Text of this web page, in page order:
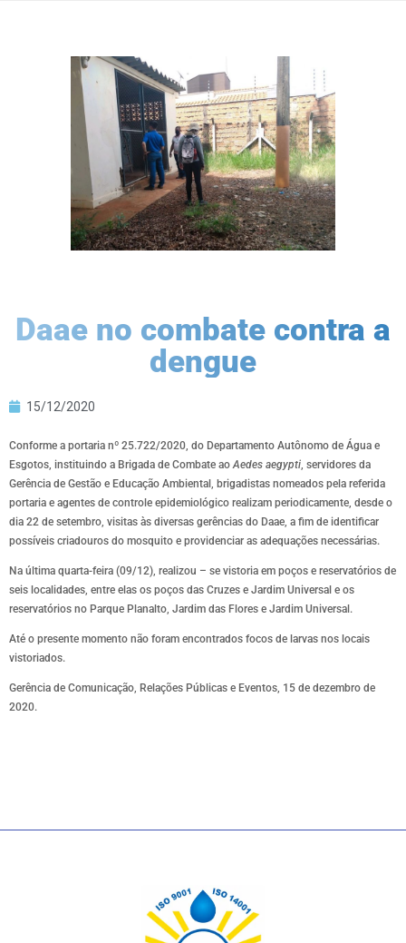
Daae no combate contra a
dengue
15/12/2020
Conforme a portaria nº 25.722/2020, do Departamento Autônomo de Água e
Esgotos, instituindo a Brigada de Combate aoAedes aegypti, servidores da
Gerência de Gestão e Educação Ambiental, brigadistas nomeados pela referida
portaria e agentes de controle epidemiológico realizam periodicamente, desde o
dia 22 de setembro, visitas às diversas gerências do Daae, a fim de identificar
possíveis criadouros do mosquito e providenciar as adequações necessárias.
Na última quarta-feira (09/12), realizou – se vistoria em poços e reservatórios de
seis localidades, entre elas os poços das Cruzes e Jardim Universal e os
reservatórios no Parque Planalto, Jardim das Flores e Jardim Universal.
Até o presente momento não foram encontrados focos de larvas nos locais
vistoriados.
Gerência de Comunicação, Relações Públicas e Eventos, 15 de dezembro de
2020.